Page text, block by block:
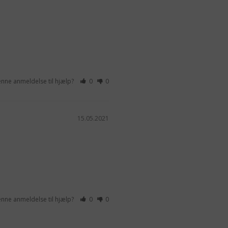
anmeldelse til hjælp? 0 0
15.05.2021
anmeldelse til hjælp? 0 0